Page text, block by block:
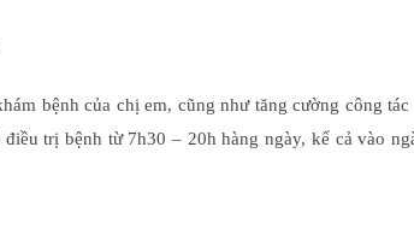
bệnh của chị em, cũng như tăng cường công
trị bệnh từ 7h30 – 20h hàng ngày, kể cả vào